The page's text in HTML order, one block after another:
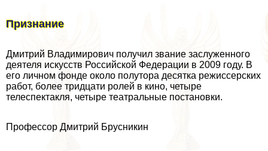
Признание
Дмитрий Владимирович получил звание заслуженного
деятеля искусств Российской Федерации в 2009 году. В
его личном фонде около полутора десятка режиссерских
работ, более тридцати ролей в кино, четыре
телеспектакля, четыре театральные постановки.
Профессор Дмитрий Брусникин